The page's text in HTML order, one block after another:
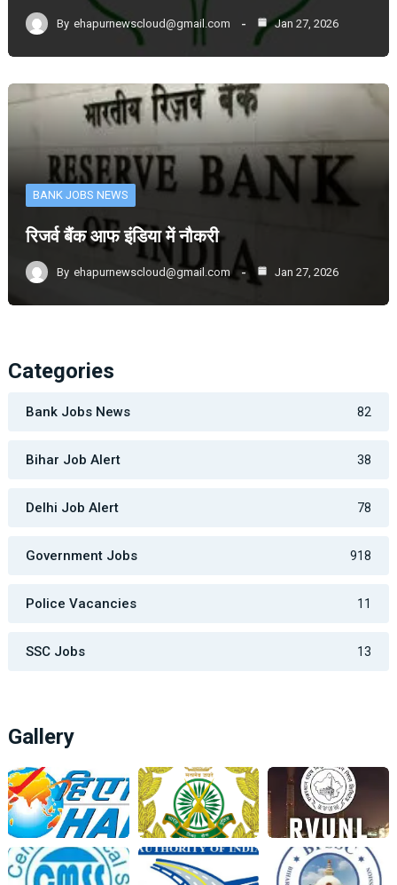
By ehapurnewscloud@gmail.com Jan 27, 2026
BANK JOBS NEWS
रिजर्व बैंक आफ इंडिया में नौकरी
By ehapurnewscloud@gmail.com Jan 27, 2026
Categories
Bank Jobs News 82
Bihar Job Alert 38
Delhi Job Alert 78
Government Jobs 918
Police Vacancies 11
SSC Jobs 13
Gallery